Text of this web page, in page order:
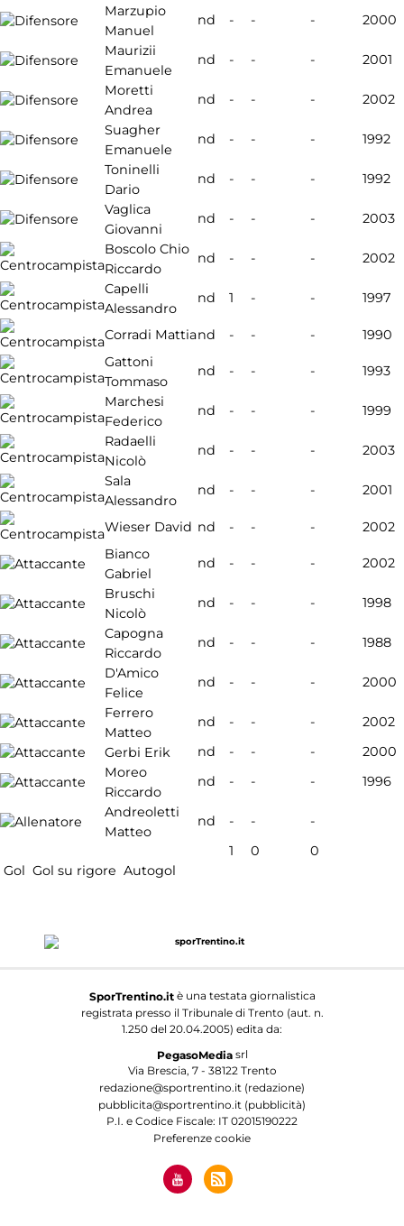
Marzupio
Manuel
nd - - -
2000
Maurizii
Emanuele
nd - - -
2001
Moretti
Andrea
nd - - -
2002
Suagher
Emanuele
nd - - -
1992
Toninelli
Dario
nd - - -
1992
Vaglica
Giovanni
nd - - -
2003
Boscolo Chio
Riccardo
nd - - -
2002
Capelli
Alessandro
nd 1 - - 1997
Corradi Mattiand - - -
1990
Gattoni
Tommaso
nd - - -
1993
Marchesi
Federico
nd - - -
1999
Radaelli
Nicolò
nd - - -
2003
Sala
Alessandro
nd - - - 2001
Wieser David nd - - -
2002
Bianco
Gabriel
nd - - -
2002
Bruschi
Nicolò
nd - - -
1998
Capogna
Riccardo
nd - - -
1988
D'Amico
Felice
nd - - -
2000
Ferrero
Matteo
nd - - -
2002
Gerbi Erik
nd - - -
2000
Moreo
Riccardo
nd - - -
1996
Andreoletti
Matteo
nd - -
-
1
0
0
Gol Gol su rigore Autogol
SporTrentino.itè una testata giornalistica
registrata presso il Tribunale di Trento (aut. n.
1.250 del 20.04.2005) edita da:
PegasoMediasrl
Via Brescia, 7 - 38122 Trento
redazione@sportrentino.it (redazione)
pubblicita@sportrentino.it (pubblicità)
P.I. e Codice Fiscale: IT 02015190222
Preferenze cookie